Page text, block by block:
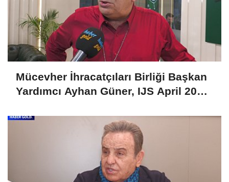
Mücevher İhracatçıları Birliği Başkan
Yardımcı Ayhan Güner, IJS April 2025